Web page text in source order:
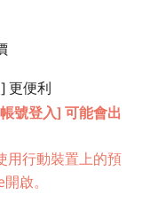
更便利
號登入] 可能會出
用行動裝置上的預
啟。